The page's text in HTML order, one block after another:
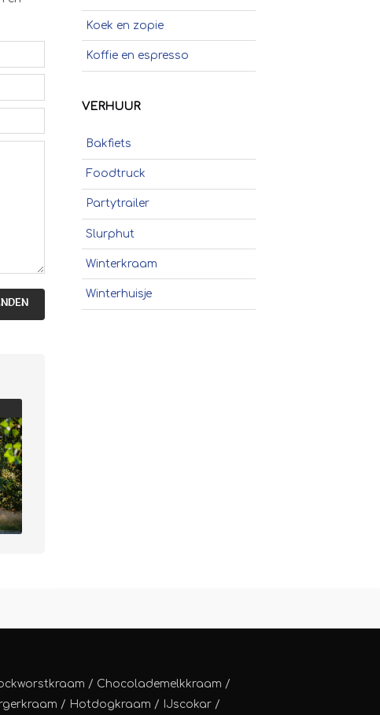
Koek en zopie
Koffie en espresso
Schepijs
Sinaasappelpers
Slush
Smoothies
Soep
Stroopwafels
VERHUUR
Bakfiets
Foodtruck
Partytrailer
Slurphut
Winterkraam
Winterhuisje
/ Chocolademelkkraam /
/ Hotdogkraam / IJscokar /